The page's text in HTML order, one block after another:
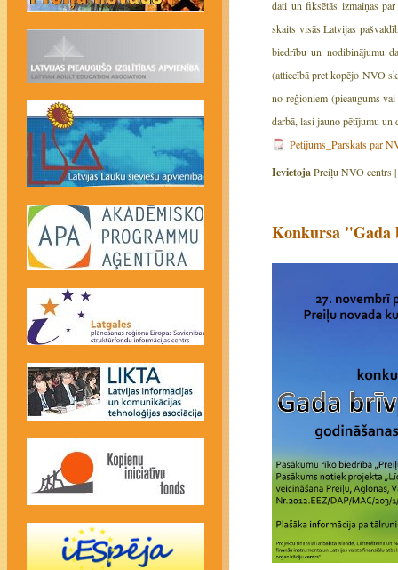
dati un fiksētās izmaiņas
skaits visās Latvijas
biedrību un nodibinājumu
(attiecībā pret kopējo NVO
no reģioniem (pieaugums
darbā, lasi jauno pētījumu un
Petijums_Parskats par
IevietojaPreiļu NVO centrs |
Konkursa "Gada